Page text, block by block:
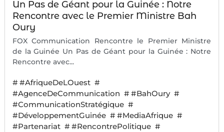
Un Pas de Géant pour la Guinée : Notre
Rencontre avec le Premier Ministre Bah
Oury
FOX Communication Rencontre le Premier Ministre
de la Guinée Un Pas de Géant pour la Guinée : Notre
Rencontre avec...
# #AfriqueDeLOuest #
#AgenceDeCommunication # #BahOury#
#CommunicationStratégique #
#DéveloppementGuinée # #MediaAfrique #
#Partenariat # #RencontrePolitique #